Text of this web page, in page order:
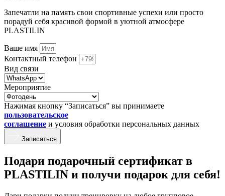
Запечатли на память свои спортивные успехи или просто
порадуй себя красивой формой в уютной атмосфере
PLASTILIN
Ваше имя
Контактный телефон
Вид связи
Мероприятие
Нажимая кнопку “Записаться” вы принимаете
пользовательское
соглашение и условия обработки персональных данных
Записаться
Подари подарочный сертификат в
PLASTILIN и получи подарок для себя!